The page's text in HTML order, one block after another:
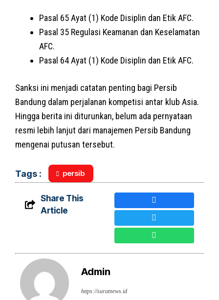
Pasal 65 Ayat (1) Kode Disiplin dan Etik AFC.
Pasal 35 Regulasi Keamanan dan Keselamatan
AFC.
Pasal 64 Ayat (1) Kode Disiplin dan Etik AFC.
Sanksi ini menjadi catatan penting bagi Persib
Bandung dalam perjalanan kompetisi antar klub Asia.
Hingga berita ini diturunkan, belum ada pernyataan
resmi lebih lanjut dari manajemen Persib Bandung
mengenai putusan tersebut.
Tags : persib
Share This
Article
Admin
https://suratnews.id